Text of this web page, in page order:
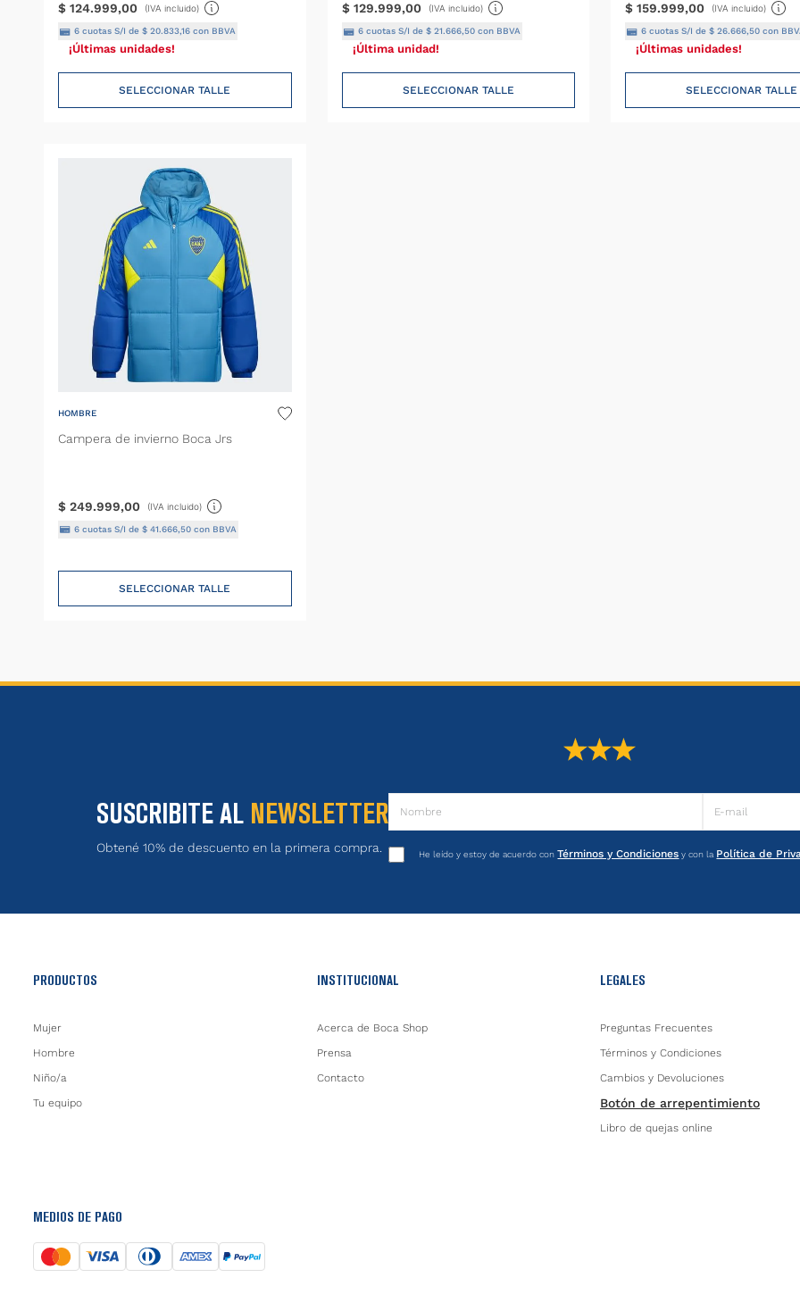
$ 124.999,00 (IVA incluido)
6 cuotas S/I de$ 20.833,16 con BBVA
¡Últimas unidades!
SELECCIONAR TALLE
$ 129.999,00 (IVA incluido)
6cuotas S/I de $ 21.666,50con BBVA
¡Última unidad!
SELECCIONAR TALLE
$ 159.999,00 (IVA incluido)
6cuotas S/I de $ 26.666,50con
¡Últimas unidades!
SELECCIONAR TALLE
HOMBRE
Campera de invierno Boca Jrs
$ 249.999,00 (IVA incluido)
6 cuotas S/I de$ 41.666,50 con BBVA
SELECCIONAR TALLE
SUSCRIBITE AL NEWSLETTER
Obtené 10% de descuento en la primera compra. He leído y estoy de acuerdo conTérminos y Condiciones y con la Política de
PRODUCTOS
Mujer
Hombre
Niño/a
Tu equipo
INSTITUCIONAL
Acerca de Boca Shop
Prensa
Contacto
LEGALES
Preguntas Frecuentes
Términos y Condiciones
Cambios y Devoluciones
Botón de arrepentimiento
Libro de quejas online
MEDIOS DE PAGO